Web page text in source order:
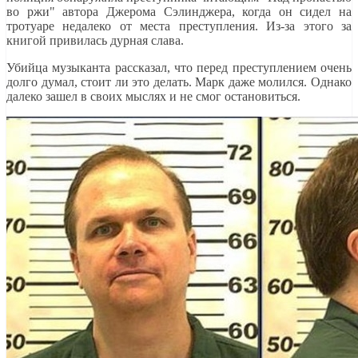
во ржи" автора Джерома Сэлинджера, когда он сидел на
тротуаре недалеко от места преступления. Из-за этого за
книгой привилась дурная слава.
Убийца музыканта рассказал, что перед преступлением очень
долго думал, стоит ли это делать. Марк даже молился. Однако
далеко зашел в своих мыслях и не смог остановиться.